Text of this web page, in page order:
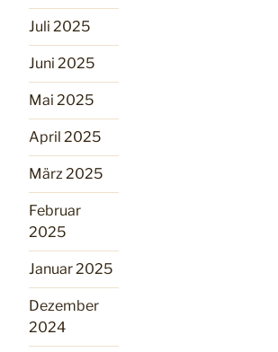
Juli 2025
Juni 2025
Mai 2025
April 2025
März 2025
Februar
2025
Januar 2025
Dezember
2024